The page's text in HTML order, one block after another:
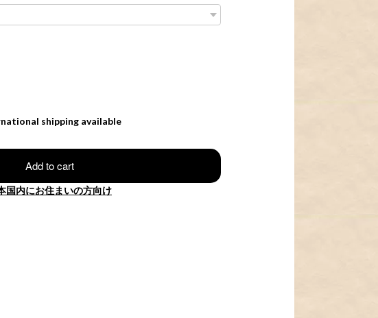
shipping available
Add to cart
国内にお住まいの方向け